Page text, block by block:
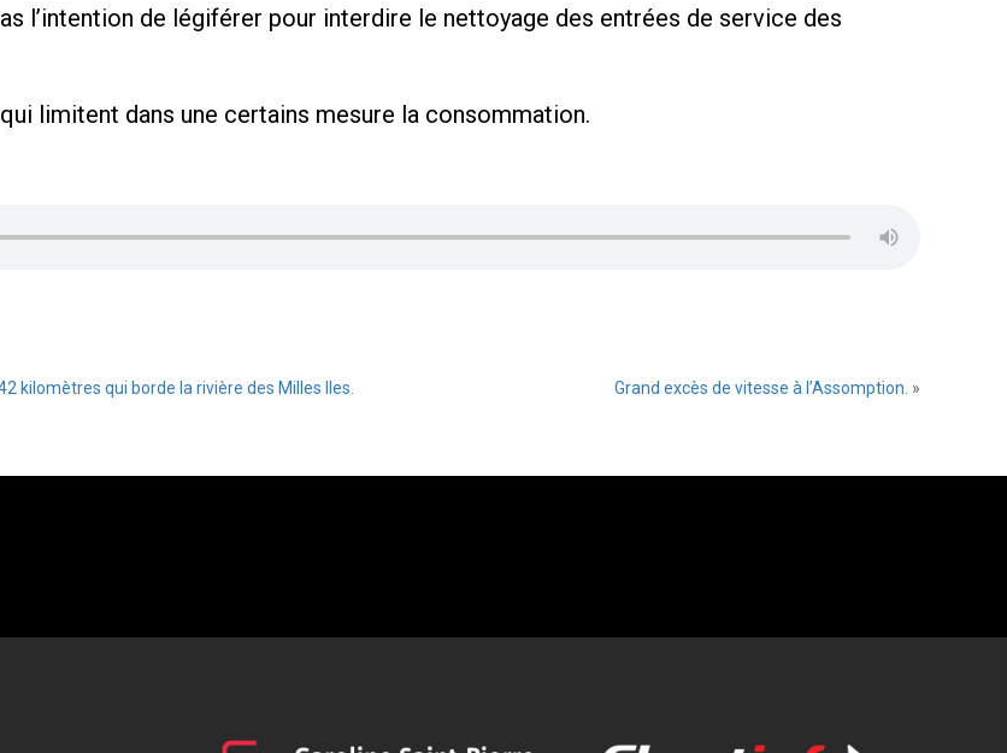
l’intention de légiférer pour interdire le nettoyage des entrées de service des
limitent dans une certains mesure la consommation.
kilomètres qui borde la rivière des Milles Iles. Grand excès de vitesse à l’Assomption. »